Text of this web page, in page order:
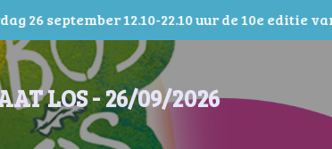
26 september 12.10-22.10 uur de 10e
LOS - 26/09/2026